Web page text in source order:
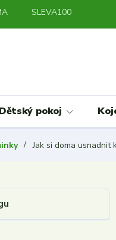
SLEVA100
Dětský pokoj
Jak si doma usnadnit